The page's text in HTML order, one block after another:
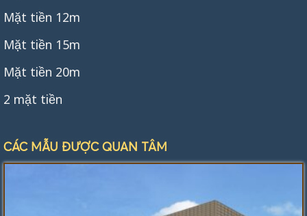
Mặt tiền 12m
Mặt tiền 15m
Mặt tiền 20m
2 mặt tiền
CÁC MẪU ĐƯỢC QUAN TÂM